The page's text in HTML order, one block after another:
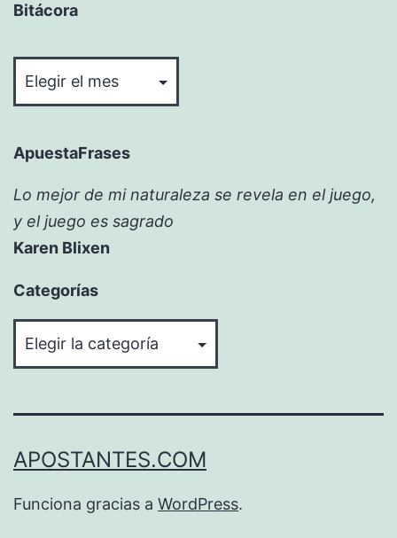
Bitácora
ApuestaFrases
Lo mejor de mi naturaleza se revela en el juego,
y el juego es sagrado
Karen Blixen
Categorías
APOSTANTES.COM
Funciona gracias a WordPress.